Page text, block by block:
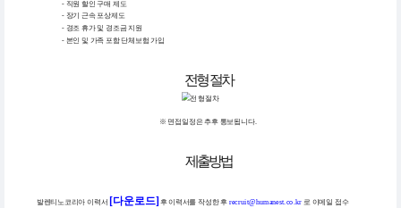
- 직원 할인 구매 제도
- 장기 근속 포상제도
- 경조 휴가 및 경조금 지원
- 본인 및 가족 포함 단체보험 가입
전형 절차
※ 면접일정은 추후 통보됩니다.
제출방법
발렌티노코리아 이력서 [다운로드] 후 이력서를 작성한 후 recruit@humanest.co.kr 로 이메일 접수